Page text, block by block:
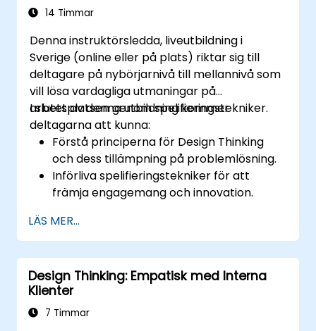
14 Timmar
Denna instruktörsledda, liveutbildning i
Sverige (online eller på plats) riktar sig till
deltagare på nybörjarnivå till mellannivå som
vill lösa vardagliga utmaningar på
arbetsplatsen genom spelifieringstekniker.
I slutet av denna utbildning kommer
deltagarna att kunna:
Förstå principerna för Design Thinking
och dess tillämpning på problemlösning.
Införliva spelifieringstekniker för att
främja engagemang och innovation.
på vanliga arbetsplatsproblem.
Samarbeta effektivt mellan team för att
implementera
problemlösningsstrategier.
Tillämpa iterativa metoder för att förfina
lösningar genom feedback och
LÄS MER...
Design Thinking: Empatisk med Interna
Klienter
7 Timmar